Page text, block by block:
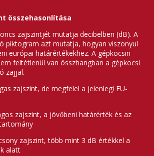
összehasonlítása
zajszintjét mutatja decibelben (dB). A
piktogram azt mutatja, hogyan viszonyul
európai határértékekhez. A gépkocsin
feltétlenül van összhangban a gépkocsi
zajjal.
zajszint, de megfelel a jelenlegi EU-
zajszint, a jövőbeni határérték és az
zajszint, több mint 3 dB értékkel a
alatt